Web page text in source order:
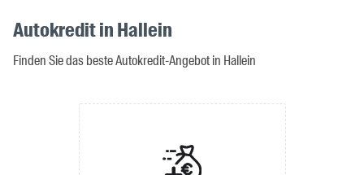
Autokredit in Hallein
Finden Sie das beste Autokredit-Angebot in Hallein